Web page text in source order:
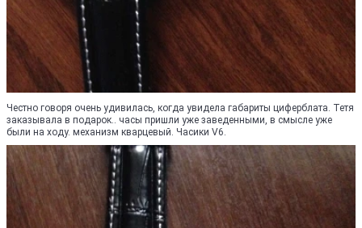
Честно говоря очень удивилась, когда увидела габариты циферблата. Тетя
заказывала в подарок.. часы пришли уже заведенными, в смысле уже
были на ходу. механизм кварцевый. Часики V6.